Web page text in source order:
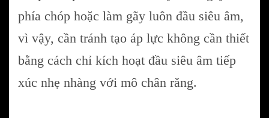
phía chóp hoặc làm gãy luôn đầu siêu âm,
vì vậy, cần tránh tạo áp lực không cần thiết
bằng cách chỉ kích hoạt đầu siêu âm tiếp
xúc nhẹ nhàng với mô chân răng.